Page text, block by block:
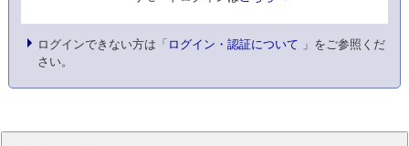
ログインできない方は「 ログイン・認証について 」をご参照くだ
さい。